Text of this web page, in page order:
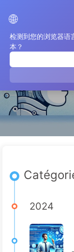
🌐
检测到您的浏览器语
本？
2024